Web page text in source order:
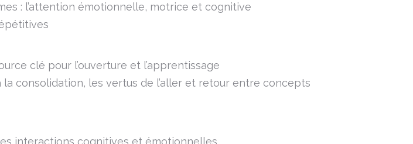
: l’attention émotionnelle, motrice et cognitive
clé pour l’ouverture et l’apprentissage
consolidation, les vertus de l’aller et retour entre concepts
interactions cognitives et émotionnelles